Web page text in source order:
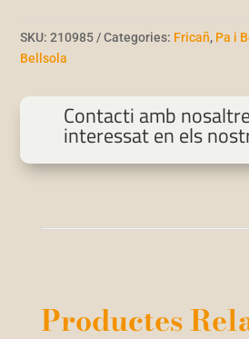
SKU:210985 Categories: Fricañ, Pa i
Bellsola
Contacti amb
interessat en els
Productes